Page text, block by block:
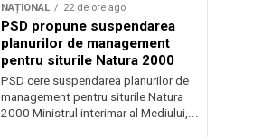
NAȚIONAL 22 de ore ago
PSD propune suspendarea
planurilor de management
pentru siturile Natura 2000
PSD cere suspendarea planurilor de
management pentru siturile Natura
2000 Ministrul interimar al Mediului,...